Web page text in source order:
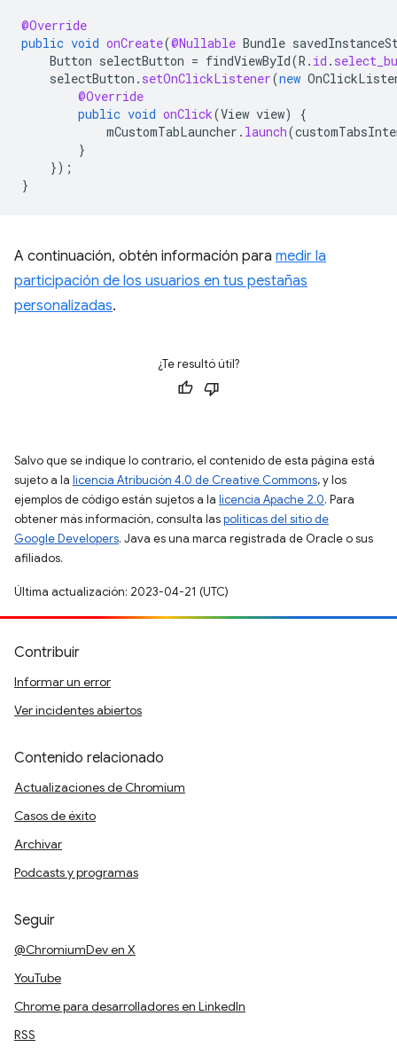
@Override
public void onCreate(@Nullable Bundle
Button selectButton = findViewById(R . id .
selectButton . setOnClickListener(new
@Override
public void onClick(View view)
{
mCustomTabLauncher . launch(
}
});
}
A continuación, obtén información para medir la
participación de los usuarios en tus pestañas
personalizadas.
¿Te resultó útil?
Salvo que se indique lo contrario, el contenido de esta página está
sujeto a la licencia Atribución 4.0 de Creative Commons, y los
ejemplos de código están sujetos a la licencia Apache 2.0. Para
obtener más información, consulta laspolíticas del sitio de
Google Developers. Java es una marca registrada de Oracle o sus
afiliados.
Última actualización: 2023-04-21 (UTC)
Contribuir
Informar un error
Ver incidentes abiertos
Contenido relacionado
Actualizaciones de Chromium
Casos de éxito
Archivar
Podcasts y programas
Seguir
@ChromiumDev en X
YouTube
Chrome para desarrolladores en LinkedIn
RSS